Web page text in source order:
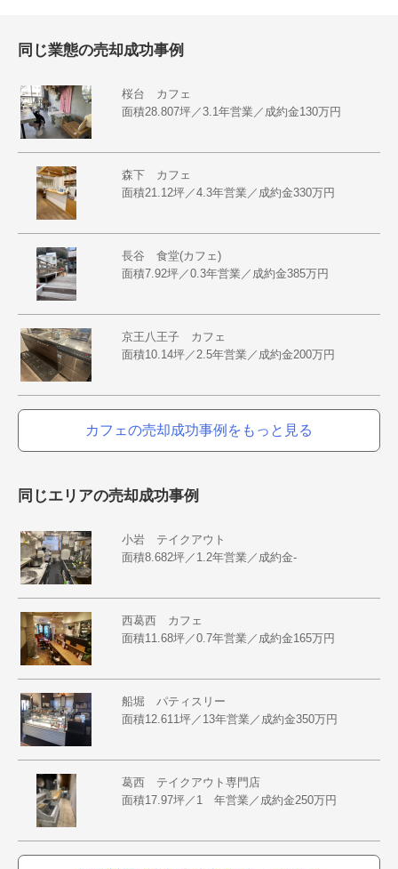
同じ業態の売却成功事例
桜台 カフェ
面積28.807坪／3.1年営業／成約金130万円
森下 カフェ
面積21.12坪／4.3年営業／成約金330万円
長谷 食堂(カフェ)
面積7.92坪／0.3年営業／成約金385万円
京王八王子 カフェ
面積10.14坪／2.5年営業／成約金200万円
カフェの売却成功事例をもっと見る
同じエリアの売却成功事例
小岩 テイクアウト
面積8.682坪／1.2年営業／成約金-
西葛西 カフェ
面積11.68坪／0.7年営業／成約金165万円
船堀 パティスリー
面積12.611坪／13年営業／成約金350万円
葛西 テイクアウト専門店
面積17.97坪／1 年営業／成約金250万円